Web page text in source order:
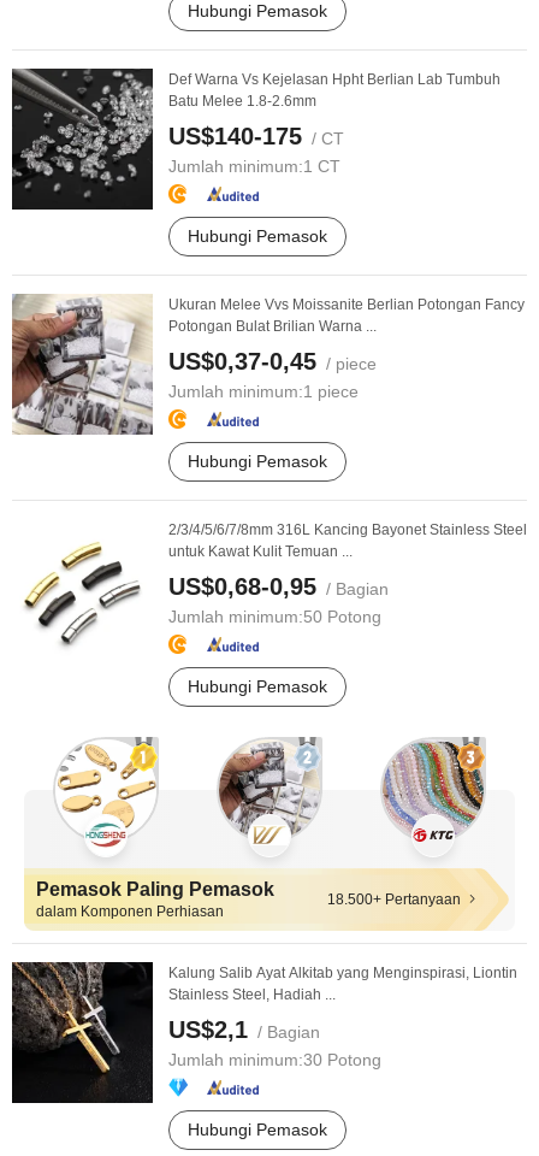
Hubungi Pemasok
Def Warna Vs Kejelasan Hpht Berlian Lab Tumbuh
Batu Melee 1.8-2.6mm
US$140-175 / CT
Jumlah minimum:1 CT
Hubungi Pemasok
Ukuran Melee Vvs Moissanite Berlian Potongan Fancy
Potongan Bulat Brilian Warna ...
US$0,37-0,45 / piece
Jumlah minimum:1 piece
Hubungi Pemasok
2/3/4/5/6/7/8mm 316L Kancing Bayonet Stainless Steel
untuk Kawat Kulit Temuan ...
US$0,68-0,95 / Bagian
Jumlah minimum:50 Potong
Hubungi Pemasok
Pemasok Paling Pemasok
dalam Komponen Perhiasan
18.500+ Pertanyaan
Kalung Salib Ayat Alkitab yang Menginspirasi, Liontin
Stainless Steel, Hadiah ...
US$2,1 / Bagian
Jumlah minimum:30 Potong
Hubungi Pemasok